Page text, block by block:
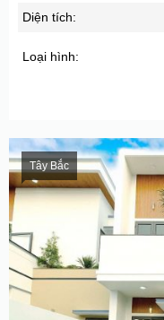
Diện tích:
Loại hình:
Tây Bắc